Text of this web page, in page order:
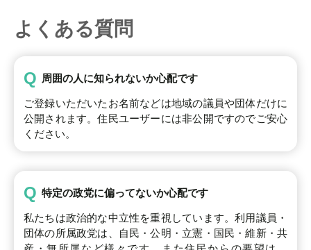
よくある質問
Q 周囲の人に知られないか心配です
ご登録いただいたお名前などは地域の議員や団体だけに
公開されます。住民ユーザーには非公開ですのでご安心
ください。
Q 特定の政党に偏ってないか心配です
私たちは政治的な中立性を重視しています。利用議員・
団体の所属政党は、自民・公明・立憲・国民・維新・共